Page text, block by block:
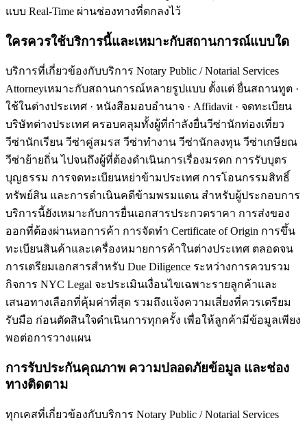
แบบ Real-Time ผ่านช่องทางที่ตกลงไว้
ใครควรใช้บริการนี้และเหมาะกับสถานการณ์แบบใด
บริการที่เกี่ยวข้องกับบริการ Notary Public / Notarial Services
Attorneyเหมาะกับสถานการณ์หลายรูปแบบ ตั้งแต่ ยื่นสถานทูต ·
ใช้ในต่างประเทศ · หนังสือมอบอำนาจ · Affidavit · จดทะเบียน
บริษัทต่างประเทศ ครอบคลุมทั้งผู้ที่กำลังยื่นวีซ่านักท่องเที่ยว
วีซ่านักเรียน วีซ่าคู่สมรส วีซ่าทำงาน วีซ่านักลงทุน วีซ่าเกษียณ
วีซ่าย้ายถิ่น ไปจนถึงผู้ที่ต้องดำเนินการเรื่องมรดก การรับบุตร
บุญธรรม การจดทะเบียนหย่าข้ามประเทศ การโอนกรรมสิทธิ์
ทรัพย์สิน และการดำเนินคดีข้ามพรมแดน สำหรับผู้ประกอบการ
บริการนี้ยังเหมาะกับการยื่นเอกสารประกวดราคา การส่งของ
ออกที่ต้องผ่านหอการค้า การจัดทำ Certificate of Origin การขึ้น
ทะเบียนสินค้าและเครื่องหมายการค้าในต่างประเทศ ตลอดจน
การเตรียมเอกสารสำหรับ Due Diligence ระหว่างการควบรวม
กิจการ NYC Legal จะประเมินเงื่อนไขเฉพาะรายลูกค้าและ
เสนอทางเลือกที่คุ้มค่าที่สุด รวมถึงแจ้งความเสี่ยงที่ควรเตรียม
รับมือ ก่อนตัดสินใจดำเนินการทุกครั้ง เพื่อให้ลูกค้ามีข้อมูลเพียง
พอต่อการวางแผน
การรับประกันคุณภาพ ความปลอดภัยข้อมูล และช่อง
ทางติดตาม
ทุกเคสที่เกี่ยวข้องกับบริการ Notary Public / Notarial Services